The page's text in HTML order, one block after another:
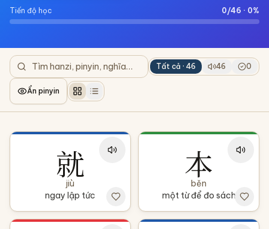
Tiến độ học 0/46 · 0%
Tất cả · 46 46 0
Ẩn pinyin
就
jiù
ngay lập tức
本
běn
một từ để đo sách